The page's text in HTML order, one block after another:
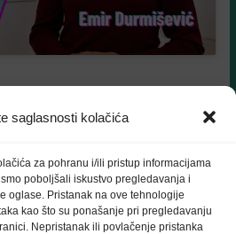
saglasnosti kolačića
za pohranu i/ili pristup informacijama
poboljšali iskustvo pregledavanja i
oglase. Pristanak na ove tehnologije
kao što su ponašanje pri pregledavanju
Nepristanak ili povlačenje pristanka